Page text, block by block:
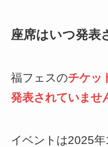
座席はいつ発表
福フェスのチケッ
発表されていませ
イベントは2025